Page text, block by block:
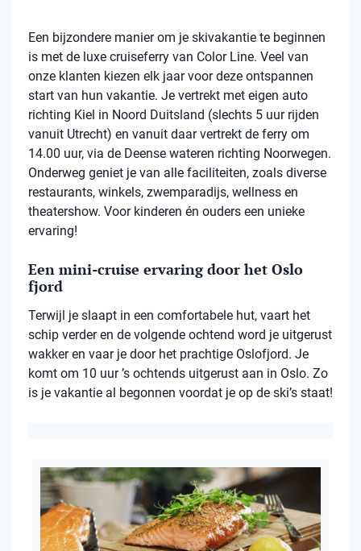
Een bijzondere manier om je skivakantie te beginnen
is met de luxe cruiseferry van Color Line. Veel van
onze klanten kiezen elk jaar voor deze ontspannen
start van hun vakantie. Je vertrekt met eigen auto
richting Kiel in Noord Duitsland (slechts 5 uur rijden
vanuit Utrecht) en vanuit daar vertrekt de ferry om
14.00 uur, via de Deense wateren richting Noorwegen.
Onderweg geniet je van alle faciliteiten, zoals diverse
restaurants, winkels, zwemparadijs, wellness en
theatershow. Voor kinderen én ouders een unieke
ervaring!
Een mini-cruise ervaring door het Oslo
fjord
Terwijl je slaapt in een comfortabele hut, vaart het
schip verder en de volgende ochtend word je uitgerust
wakker en vaar je door het prachtige Oslofjord. Je
komt om 10 uur ’s ochtends uitgerust aan in Oslo. Zo
is je vakantie al begonnen voordat je op de ski’s staat!